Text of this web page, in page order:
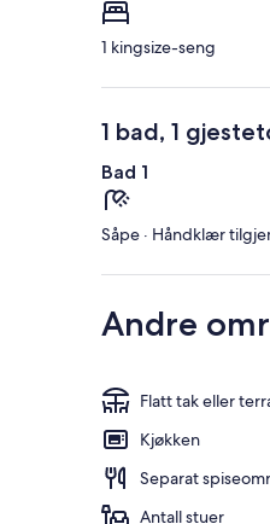
1 kingsize-seng
1 bad, 1
Bad 1
Såpe · Håndklær
Andre
Flatt tak eller
Kjøkken
Separat
Antall stuer